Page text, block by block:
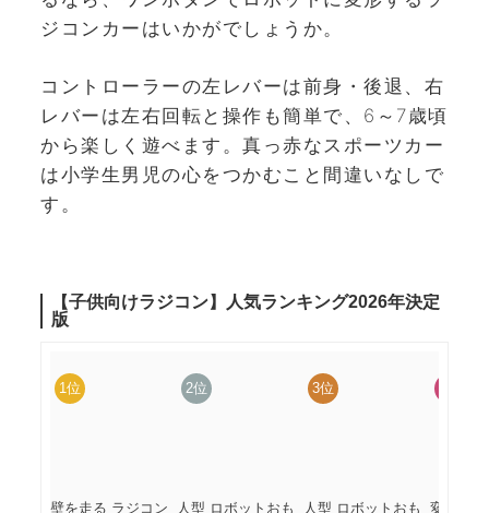
ジコンカーはいかがでしょうか。
コントローラーの左レバーは前身・後退、右
レバーは左右回転と操作も簡単で、6～7歳頃
から楽しく遊べます。真っ赤なスポーツカー
は小学生男児の心をつかむこと間違いなしで
す。